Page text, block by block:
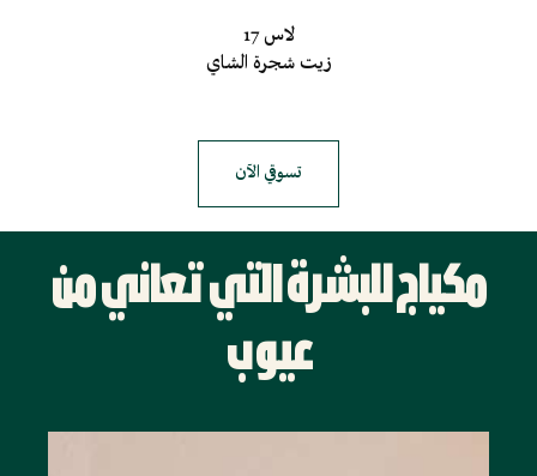
لاس 17
زيت شجرة الشاي
تسوقي الآن
مكياج للبشرة التي تعاني من
عيوب